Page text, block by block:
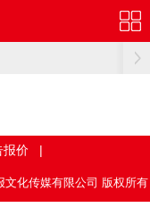
报价 |
化传媒有限公司 版权所有
1